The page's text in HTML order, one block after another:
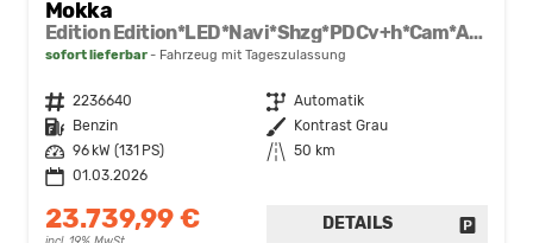
Mokka
Edition Edition*LED*Navi*Shzg*PDCv+h*Cam*ACC*17"
sofort lieferbar Fahrzeug mit Tageszulassung
Fahrzeugnr. 2236640 Getriebe Automatik
Kraftstoff
Benzin Außenfarbe
Kontrast Grau
Leistung
96 kW (131 PS) Kilometerstand
50 km
01.03.2026
23.739,99 € DETAILS